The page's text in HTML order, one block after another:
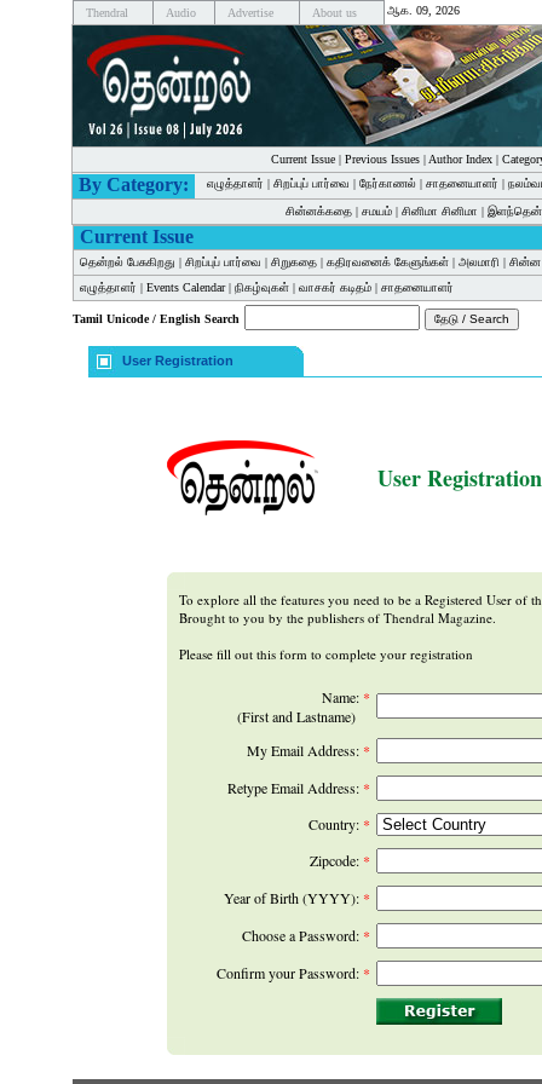
Thendral Audio Advertise About us ஆக. 09, 2026
Current Issue| Previous Issues| Author Index|
By Category: எழுத்தாளர் | சிறப்புப் பார்வை | நேர்காணல் | சாதனையாளர் |
சின்னக்கதை | சமயம் | சினிமா சினிமா |
Current Issue
தென்றல் பேசுகிறது | சிறப்புப் பார்வை | சிறுகதை | கதிரவனைக் கேளுங்கள் | அலமாரி |
எழுத்தாளர் | Events Calendar| நிகழ்வுகள் | வாசகர் கடிதம் | சாதனையாளர்
Tamil Unicode / English Search
User Registration
User Registration
To explore all the features you need to be a Registered User of
Brought to you by the publishers of Thendral Magazine.
Please fill out this form to complete your registration
Name: *
(First and Lastname)
My Email Address: *
Retype Email Address: *
Country: *
Zipcode: *
Year of Birth (YYYY): *
Choose a Password: *
Confirm your Password: *